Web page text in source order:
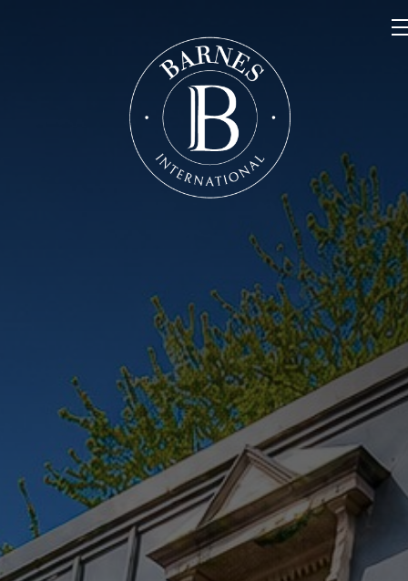
NOTRE FAMILLE